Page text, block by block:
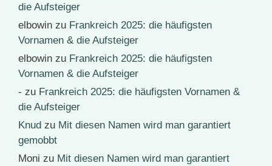
die Aufsteiger
elbowin zu Frankreich 2025: die häufigsten
Vornamen & die Aufsteiger
elbowin zu Frankreich 2025: die häufigsten
Vornamen & die Aufsteiger
- zu Frankreich 2025: die häufigsten Vornamen &
die Aufsteiger
Knud zu Mit diesen Namen wird man garantiert
gemobbt
Moni zu Mit diesen Namen wird man garantiert